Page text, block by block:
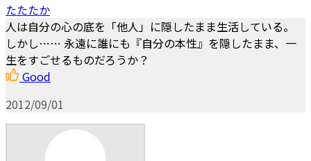
たたたか
人は自分の心の底を「他人」に隠したまま生活している。
しかし…… 永遠に誰にも『自分の本性』を隠したまま、一
生をすごせるものだろうか？
Good
2012/09/01